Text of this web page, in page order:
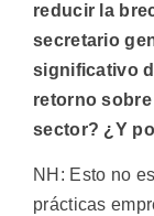
reducir la
secretario
significativo
retorno
sector? ¿Y
NH: Esto no
prácticas